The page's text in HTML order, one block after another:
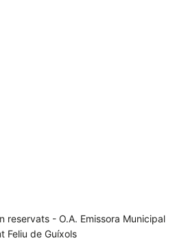
- O.A. Emissora Municipal
Feliu de Guíxols